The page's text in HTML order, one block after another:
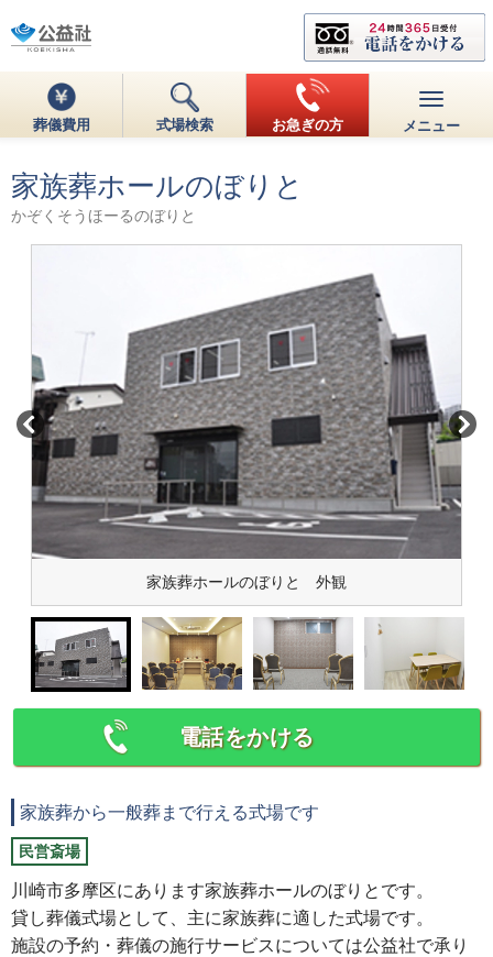
葬儀費用 式場検索 お急ぎの方 メニュー
家族葬ホールのぼりと
かぞくそうほーるのぼりと
家族葬ホールのぼりと 外観
電話をかける
家族葬から一般葬まで行える式場です
民営斎場
川崎市多摩区にあります家族葬ホールのぼりとです。
貸し葬儀式場として、主に家族葬に適した式場です。
施設の予約・葬儀の施行サービスについては公益社で承り